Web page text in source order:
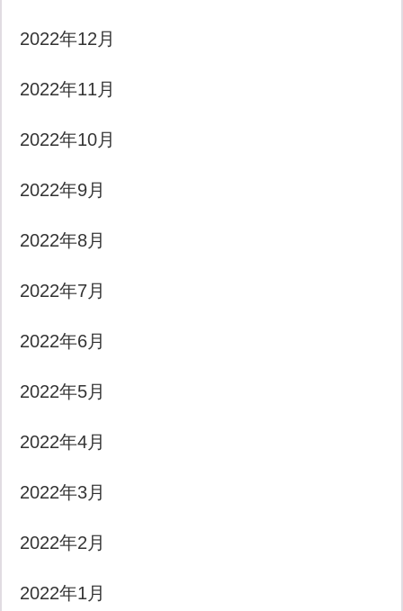
2022年12月
2022年11月
2022年10月
2022年9月
2022年8月
2022年7月
2022年6月
2022年5月
2022年4月
2022年3月
2022年2月
2022年1月